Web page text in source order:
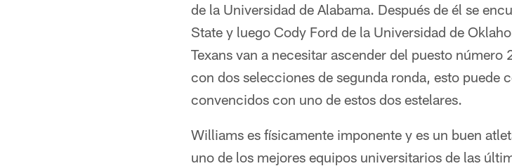
de la Universidad de Alabama. Después de él se
State y luego Cody Ford de la Universidad de
Texans van a necesitar ascender del puesto
con dos selecciones de segunda ronda, esto puede
convencidos con uno de estos dos estelares.
Williams es físicamente imponente y es un buen
uno de los mejores equipos universitarios de las